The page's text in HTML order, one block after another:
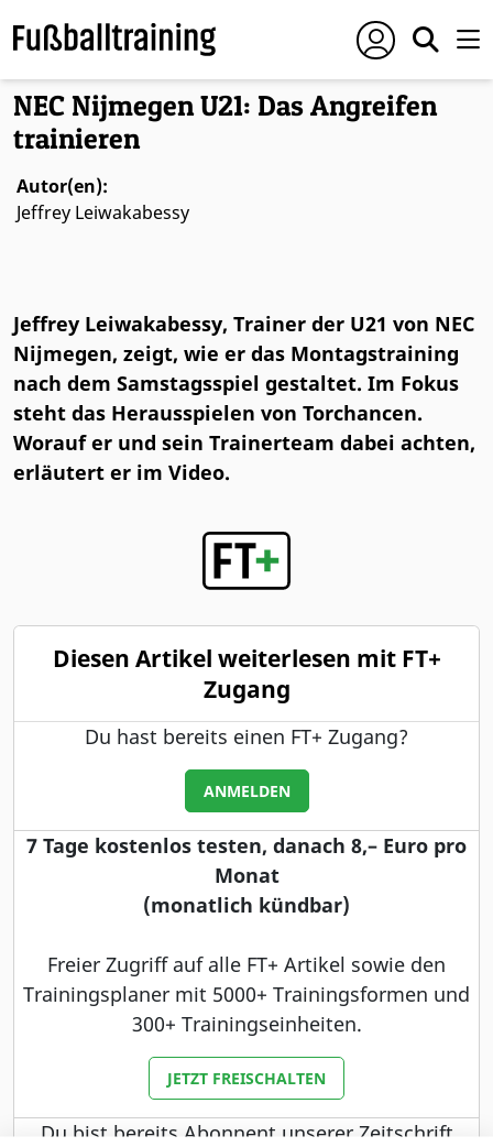
Foto: © Conny Kurth
NEC Nijmegen U21: Das Angreifen
trainieren
Autor(en):
Jeffrey Leiwakabessy
Jeffrey Leiwakabessy, Trainer der U21 von NEC
Nijmegen, zeigt, wie er das Montagstraining
nach dem Samstagsspiel gestaltet. Im Fokus
steht das Herausspielen von Torchancen.
Worauf er und sein Trainerteam dabei achten,
erläutert er im Video.
Diesen Artikel weiterlesen mit FT+
Zugang
Du hast bereits einen FT+ Zugang?
ANMELDEN
7 Tage kostenlos testen, danach 8,– Euro pro
Monat
(monatlich kündbar)
Freier Zugriff auf alle FT+ Artikel sowie den
Trainingsplaner mit 5000+ Trainingsformen und
300+ Trainingseinheiten.
JETZT FREISCHALTEN
Du bist bereits Abonnent unserer Zeitschrift